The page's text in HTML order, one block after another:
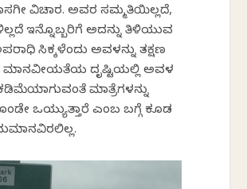
ವಿಚಾರ. ಅವರ ಸಮ್ಮತಿಯಿಲ್ಲದೆ,
ಇನ್ನೊಬ್ಬರಿಗೆ ಅದನ್ನು ತಿಳಿಯುವ
ಸಿಕ್ಕಳೆಂದು ಅವಳನ್ನು ತಕ್ಷಣ
ದೃಷ್ಟಿಯಲ್ಲಿ ಅವಳ
ಮಾತ್ರೆಗಳನ್ನು
ಒಯ್ಯುತ್ತಾರೆ ಎಂಬ ಬಗ್ಗೆ ಕೂಡ